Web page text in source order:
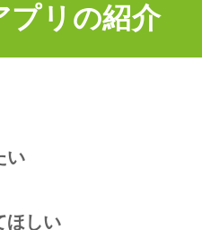
プリの紹介
い
ほしい